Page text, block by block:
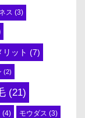
ス (3)
リット (7)
(2)
(21)
(4) モウダス (3)